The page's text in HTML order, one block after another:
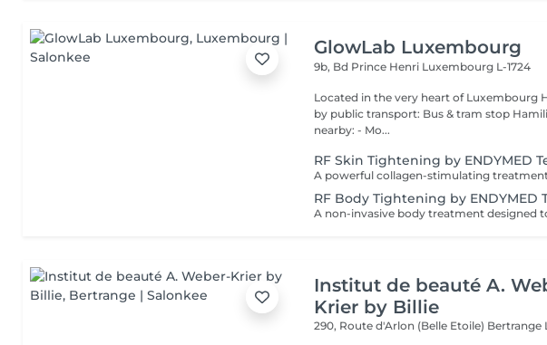
GlowLab Luxembourg
9b, Bd Prince Henri Luxembourg L-1724
Located in the very heart of Luxembourg Hamilius. Easily accessible
by public transport: Bus & tram stop Hamilius. Convenient
nearby: - Mo...
RF Skin Tightening by ENDYMED
RF Body Tightening by ENDYMED
Institut de beauté A.
Krier by Billie
290, Route d'Arlon (Belle Etoile) Bertrange